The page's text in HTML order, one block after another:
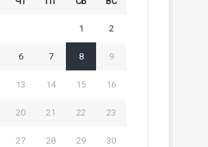
1 2
6 7 8 9
13 14 15 16
20 21 22 23
27 28 29 30